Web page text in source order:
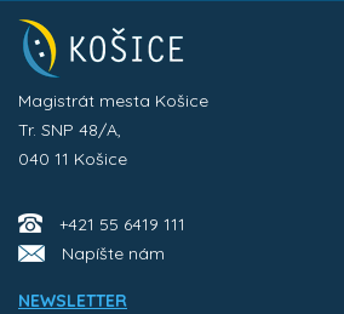
Magistrát mesta Košice
Tr. SNP 48/A,
040 11 Košice
+421 55 6419 111
Napíšte nám
NEWSLETTER